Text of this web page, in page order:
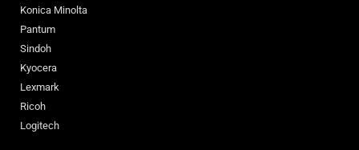
Konica Minolta
Pantum
Sindoh
Kyocera
Lexmark
Ricoh
Logitech